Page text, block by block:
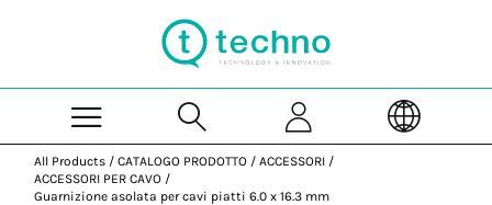
All Products / CATALOGO PRODOTTO / ACCESSORI /
ACCESSORI PER CAVO /
Guarnizione asolata per cavi piatti 6.0 x 16.3 mm